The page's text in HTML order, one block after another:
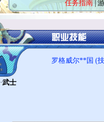
任务指南|
罗格威尔**国 (
·武士